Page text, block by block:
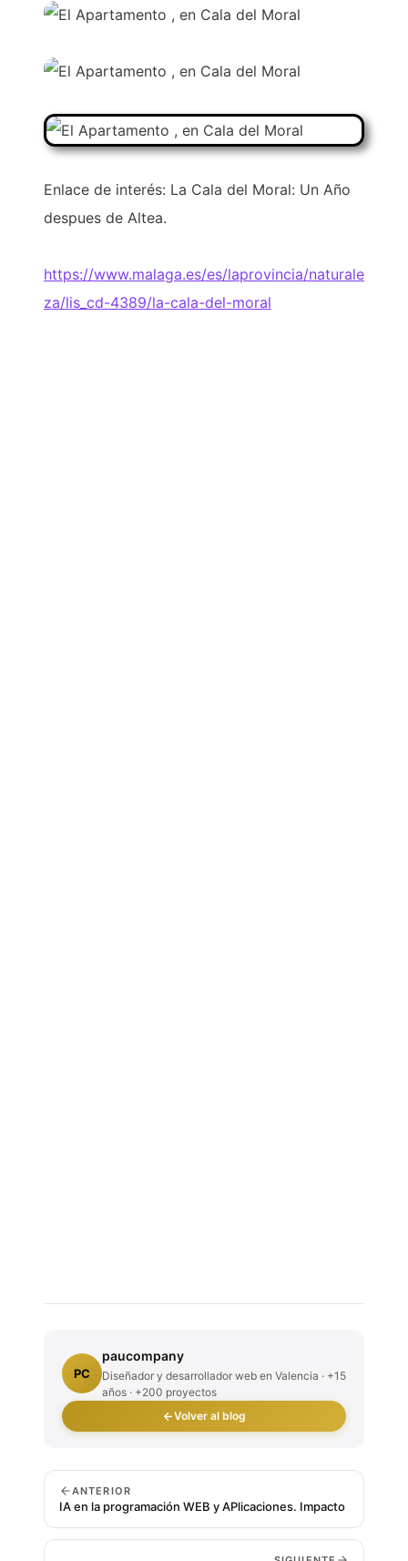
Enlace de interés: La Cala del Moral: Un Año
despues de Altea.
https://www.malaga.es/es/laprovincia/naturale
za/lis_cd-4389/la-cala-del-moral
PC
paucompany
Diseñador y desarrollador web en Valencia · +15
años · +200 proyectos
Volver al blog
ANTERIOR
IA en la programación WEB y APlicaciones. Impacto